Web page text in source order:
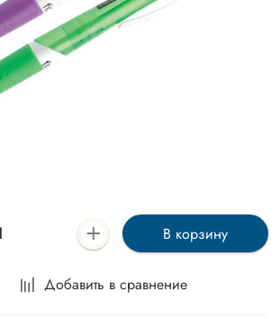
Добавить в сравнение
В корзину